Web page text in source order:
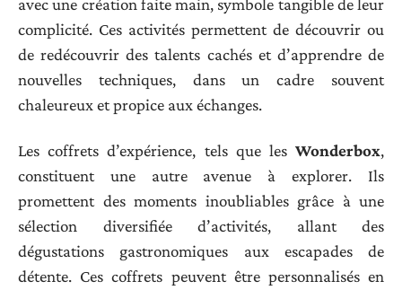
avec une création faite main, symbole tangible de leur
complicité. Ces activités permettent de découvrir ou
de redécouvrir des talents cachés et d’apprendre de
nouvelles techniques, dans un cadre souvent
chaleureux et propice aux échanges.
Les coffrets d’expérience, tels que les Wonderbox,
constituent une autre avenue à explorer. Ils
promettent des moments inoubliables grâce à une
sélection diversifiée d’activités, allant des
dégustations gastronomiques aux escapades de
détente. Ces coffrets peuvent être personnalisés en